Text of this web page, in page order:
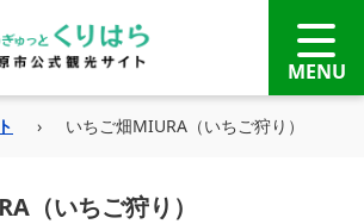
› いちご畑MIURA（いちご狩り）
（いちご狩り）